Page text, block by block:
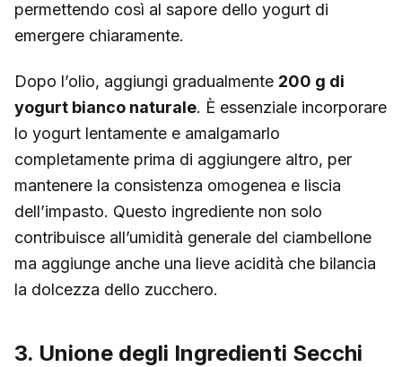
permettendo così al sapore dello yogurt di
emergere chiaramente.
Dopo l’olio, aggiungi gradualmente 200 g di
yogurt bianco naturale. È essenziale incorporare
lo yogurt lentamente e amalgamarlo
completamente prima di aggiungere altro, per
mantenere la consistenza omogenea e liscia
dell’impasto. Questo ingrediente non solo
contribuisce all’umidità generale del ciambellone
ma aggiunge anche una lieve acidità che bilancia
la dolcezza dello zucchero.
3. Unione degli Ingredienti Secchi